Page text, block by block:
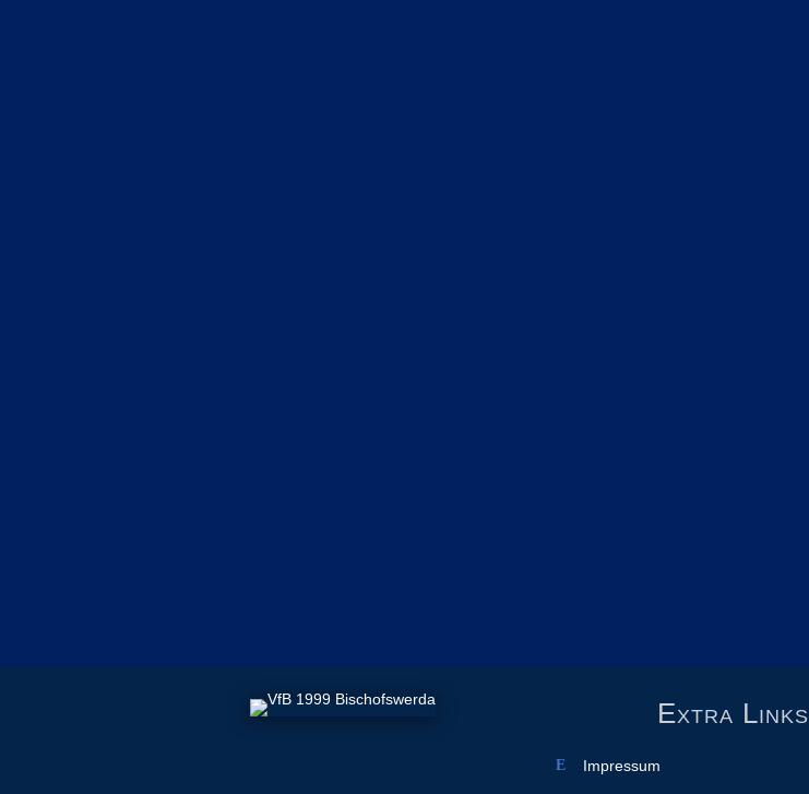
Extra Links
Impressum